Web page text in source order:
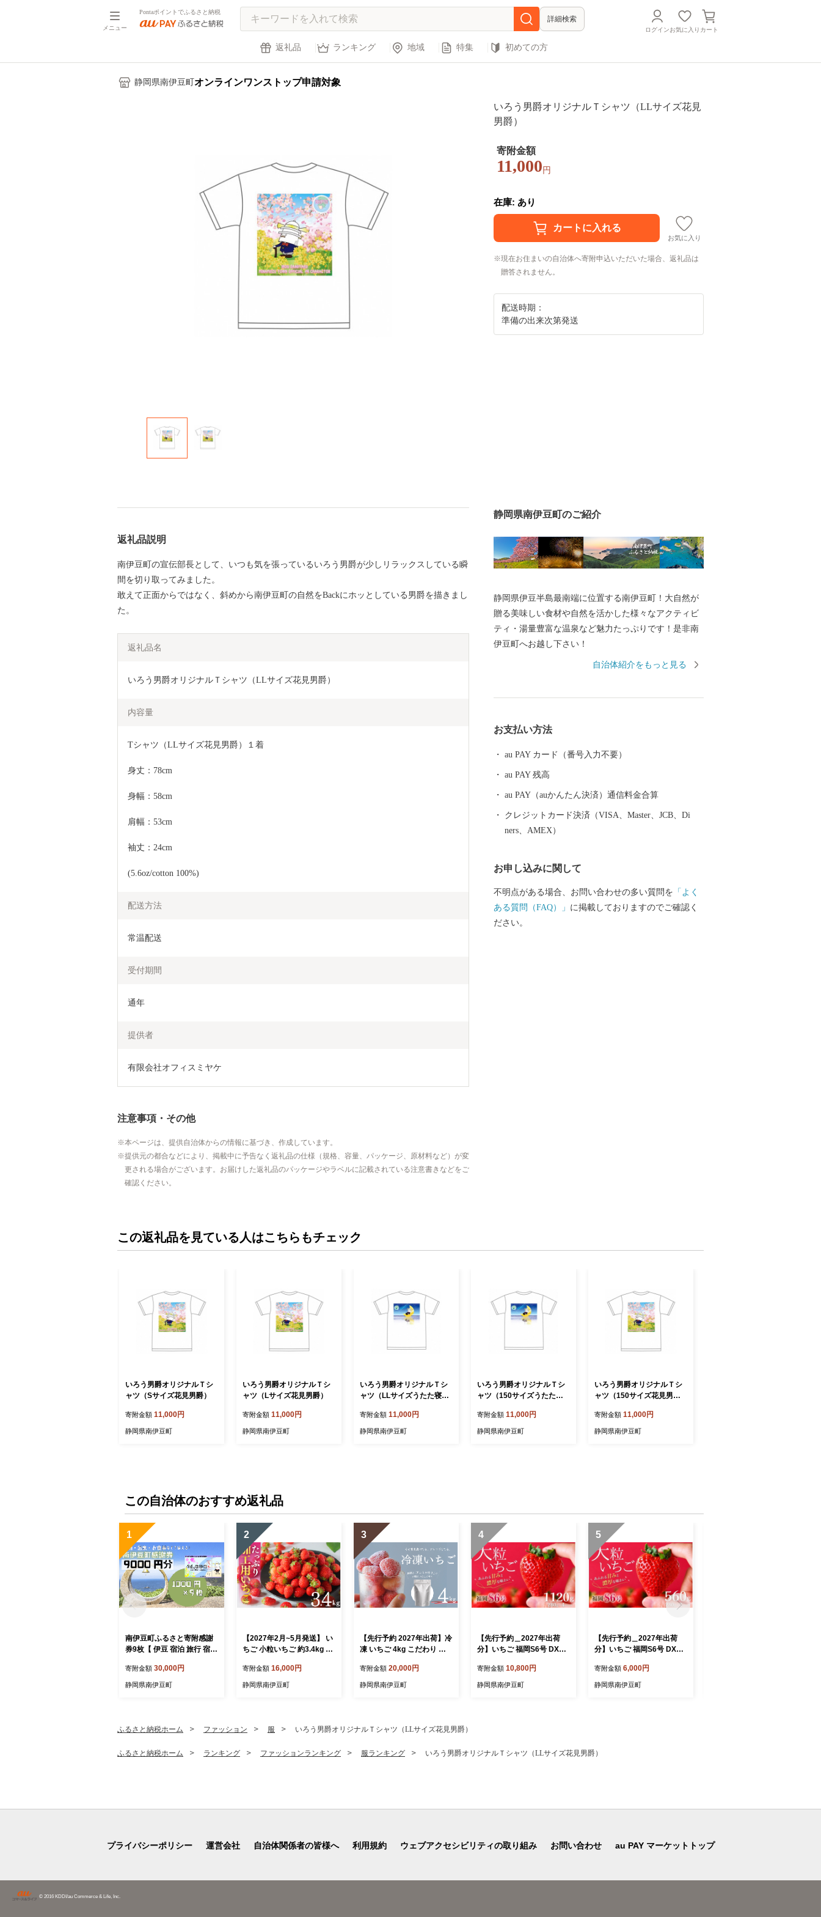
メニュー
Pontaポイントでふるさと納税
詳細検索
ログインお気に入り カート
返礼品 ランキング 地域 特集 初めての方
静岡県南伊豆町 オンラインワンストップ申請対象
いろう男爵オリジナルＴシャツ（LLサイズ花見
男爵）
寄附金額
11,000 円
在庫: あり
お気に入り
現在お住まいの自治体へ寄附申込いただいた場合、返礼品は
贈答されません。
配送時期：
準備の出来次第発送
返礼品説明
南伊豆町の宣伝部長として、いつも気を張っているいろう男爵が少しリラックスしている瞬
間を切り取ってみました。
敢えて正面からではなく、斜めから南伊豆町の自然をBackにホッとしている男爵を描きまし
た。
返礼品名
いろう男爵オリジナルＴシャツ（LLサイズ花見男爵）
内容量
Tシャツ（LLサイズ花見男爵）１着
身丈：78cm
身幅：58cm
肩幅：53cm
袖丈：24cm
(5.6oz/cotton 100%)
配送方法
常温配送
受付期間
通年
提供者
有限会社オフィスミヤケ
注意事項・その他
本ページは、提供自治体からの情報に基づき、作成しています。
提供元の都合などにより、掲載中に予告なく返礼品の仕様（規格、容量、パッケージ、原材料など）が変
更される場合がございます。お届けした返礼品のパッケージやラベルに記載されている注意書きなどをご
確認ください。
静岡県南伊豆町のご紹介
静岡県伊豆半島最南端に位置する南伊豆町！大自然が
贈る美味しい食材や自然を活かした様々なアクティビ
ティ・湯量豊富な温泉など魅力たっぷりです！是非南
伊豆町へお越し下さい！
自治体紹介をもっと見る
お支払い方法
au PAY カード（番号入力不要）
au PAY 残高
au PAY（auかんたん決済）通信料金合算
クレジットカード決済（VISA、Master、JCB、Di
ners、AMEX）
お申し込みに関して
不明点がある場合、お問い合わせの多い質問を 「よく
ある質問（FAQ）」 に掲載しておりますのでご確認く
ださい。
この返礼品を見ている人はこちらもチェック
いろう男爵オリジナルＴシ
ャツ（Sサイズ花見男爵）
寄附金額 11,000円
静岡県南伊豆町
いろう男爵オリジナルＴシ
ャツ（Lサイズ花見男爵）
寄附金額 11,000円
静岡県南伊豆町
いろう男爵オリジナルＴシ
ャツ（LLサイズうたた寝男
寄附金額 11,000円
静岡県南伊豆町
いろう男爵オリジナルＴシ
ャツ（150サイズうたた寝
寄附金額 11,000円
静岡県南伊豆町
いろう男爵オリジナルＴシ
ャツ（150サイズ花⾒男
寄附金額 11,000円
静岡県南伊豆町
この自治体のおすすめ返礼品
1
南伊豆町ふるさと寄附感謝
券9枚【 伊豆 宿泊 旅行 宿
ティビティ 南伊豆 クーポン
宿泊券 ヒリゾ浜 SUP カヤ
寄附金額 30,000円
静岡県南伊豆町
2
【2027年2月~5月発送】 い
ちご 小粒いちご 約3.4kg 恋
いちご 大容量 加工用 イチ
ゴ strawberry 苺 新鮮 朝摘
ギフト プレゼント 贈物 贈
南伊豆町 みなみのいちご
寄附金額 16,000円
静岡県南伊豆町
3
【先行予約 2027年出荷】冷
凍 いちご 4kg こだわり い
ゴ strawberry 苺 新鮮 朝摘
み 朝採り 産直 産地直送 安
答 ケーキ ジャム ふるさと
ちご園 <AA-28>
寄附金額 20,000円
静岡県南伊豆町
4
【先行予約＿2027年出荷
分】いちご 福岡S6号 DXパ
ご イチゴ strawberry 苺 新
鮮 朝摘み 朝採り 産直 産地
静岡県 南伊豆町 みなみのい
ちご園 <AA-25>
寄附金額 10,800円
静岡県南伊豆町
5
【先行予約＿2027年出荷
分】いちご 福岡S6号 DXパ
ご イチゴ strawberry 苺 新
鮮 朝摘み 朝採り 産直 産地
ちご園 <AA-24>
寄附金額 6,000円
静岡県南伊豆町
ふるさと納税ホーム ファッション 服 いろう男爵オリジナルＴシャツ（LLサイズ花見男爵）
ふるさと納税ホーム ランキング ファッションランキング 服ランキング いろう男爵オリジナルＴシャツ（LLサイズ花見男爵）
プライバシーポリシー 運営会社 自治体関係者の皆様へ 利用規約 ウェブアクセシビリティの取り組み お問い合わせ au PAY マーケットトップ
© 2016 KDDI/au Commerce & Life, Inc.